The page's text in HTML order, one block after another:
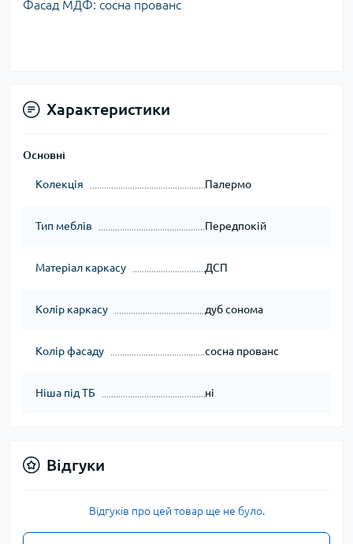
Фасад МДФ: сосна прованс
Характеристики
Основні
Колекція Палермо
Тип меблів Передпокій
Матеріал каркасу ДСП
Колір каркасу дуб сонома
Колір фасаду сосна прованс
Ніша під ТБ ні
Відгуки
Відгуків про цей товар ще не було.